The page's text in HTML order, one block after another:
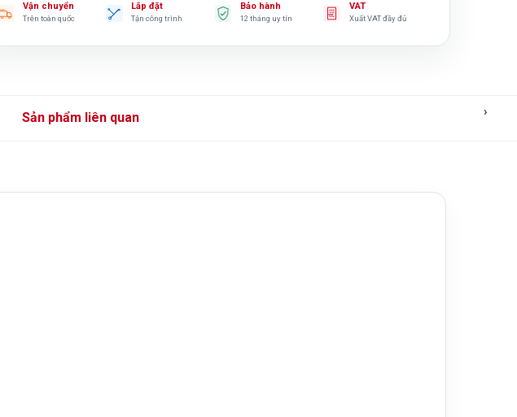
Vận chuyển
Trên toàn quốc
Lắp đặt
Tận công trình
Bảo hành
12 tháng uy tín
VAT
Xuất VAT đầy đủ
Sản phẩm liên quan ›